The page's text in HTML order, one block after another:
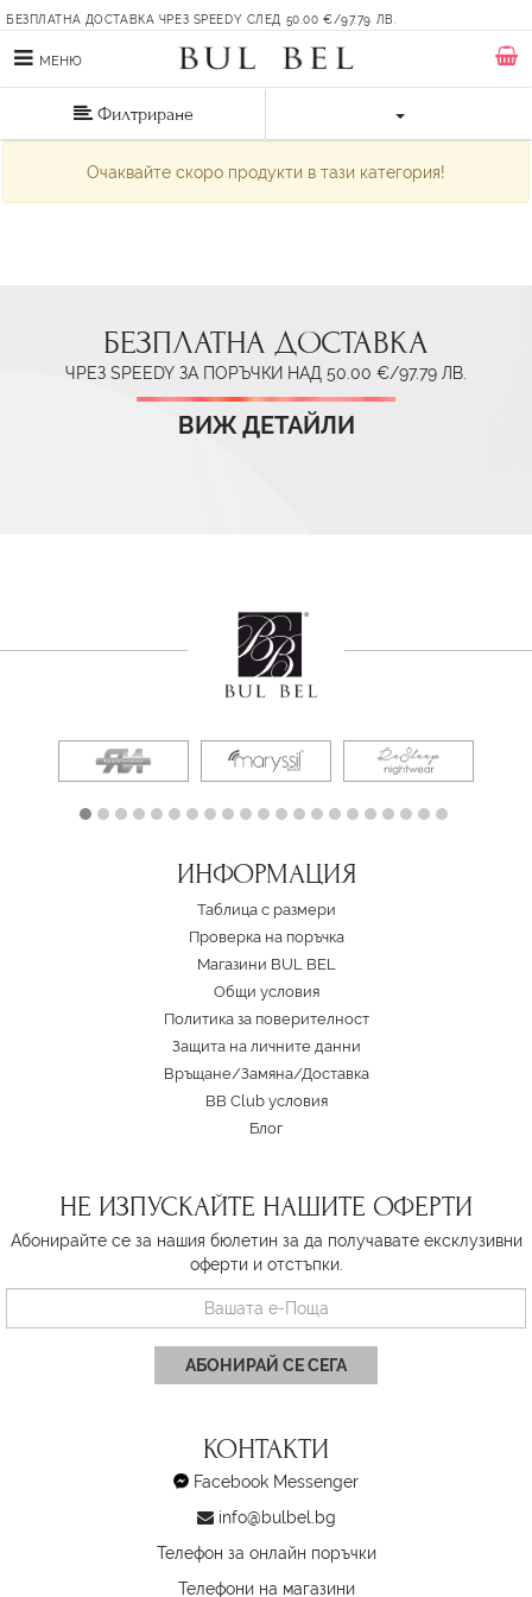
БЕЗПЛАТНА ДОСТАВКА ЧРЕЗ SPEEDY СЛЕД 50.00 €/97.79 ЛВ.
МЕНЮ
Филтриране
Очаквайте скоро продукти в тази категория!
БЕЗПЛАТНА ДОСТАВКА
ЧРЕЗ SPEEDY ЗА ПОРЪЧКИ НАД 50.00 €/97.79 ЛВ.
ВИЖ ДЕТАЙЛИ
ИНФОРМАЦИЯ
Таблица с размери
Проверка на поръчка
Магазини BUL BEL
Oбщи условия
Политика за поверителност
Защита на личните данни
Връщане/Замяна/Доставка
BB Club условия
Блог
НЕ ИЗПУСКАЙТЕ НАШИТЕ ОФЕРТИ
Абонирайте се за нашия бюлетин за да получавате ексклузивни
оферти и отстъпки.
АБОНИРАЙ СЕ СЕГА
КОНТАКТИ
Facebook Messenger
info@bulbel.bg
Телефон за онлайн поръчки
Телефони на магазини